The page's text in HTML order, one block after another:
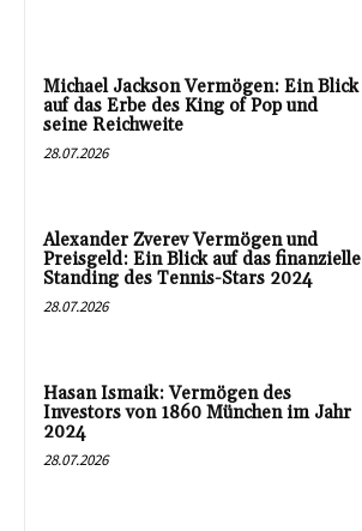
Michael Jackson Vermögen: Ein Blick
auf das Erbe des King of Pop und
seine Reichweite
28.07.2026
Alexander Zverev Vermögen und
Preisgeld: Ein Blick auf das finanzielle
Standing des Tennis-Stars 2024
28.07.2026
Hasan Ismaik: Vermögen des
Investors von 1860 München im Jahr
2024
28.07.2026